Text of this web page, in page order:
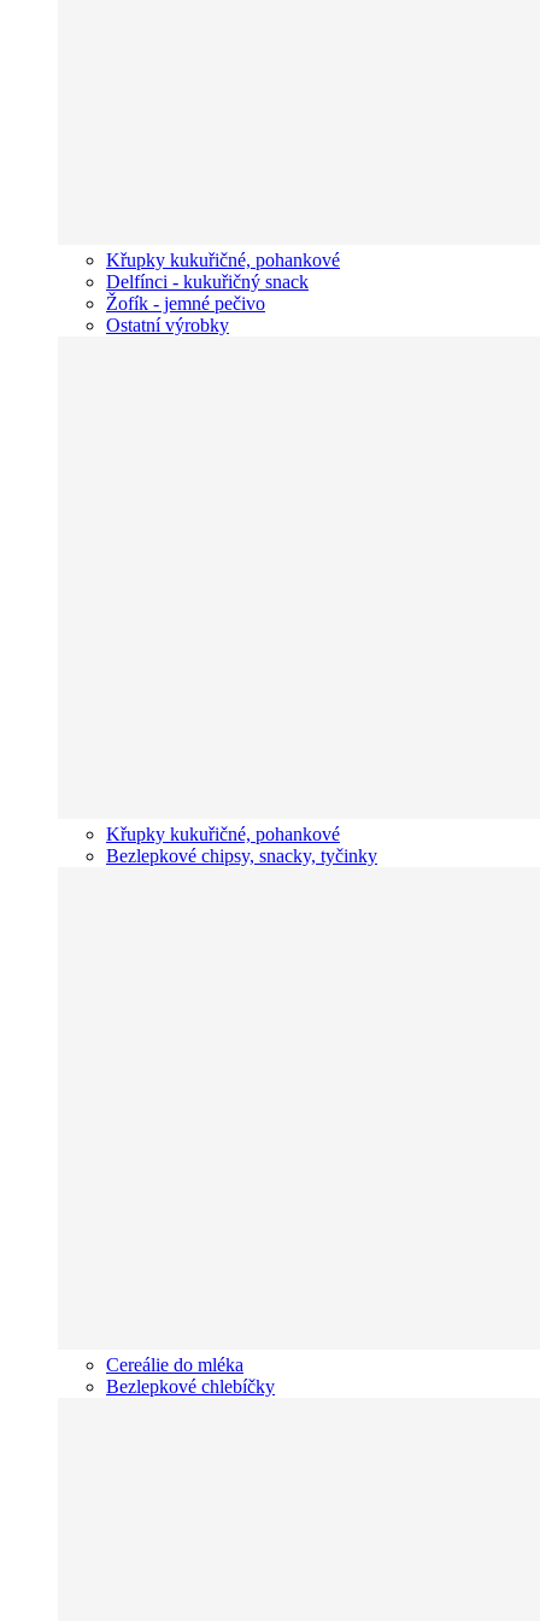
Křupky kukuřičné, pohankové
Delfínci - kukuřičný snack
Žofík - jemné pečivo
Ostatní výrobky
Křupky kukuřičné, pohankové
Bezlepkové chipsy, snacky, tyčinky
Cereálie do mléka
Bezlepkové chlebíčky